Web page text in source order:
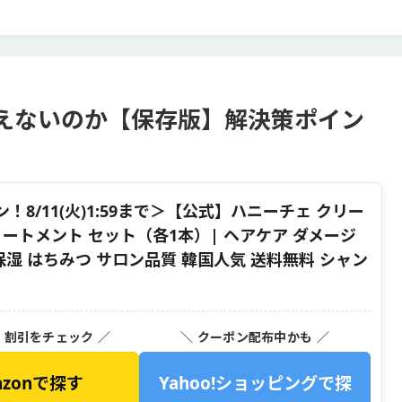
いのか【保存版】解決策ポイン
！8/11(火)1:59まで＞【公式】ハニーチェ クリー
トメント セット（各1本）| ヘアケア ダメージ
はちみつ サロン品質 韓国人気 送料無料 シャン
引をチェック ／
で探す
＼ クーポン配布中かも ／
Yahoo!ショッピングで探